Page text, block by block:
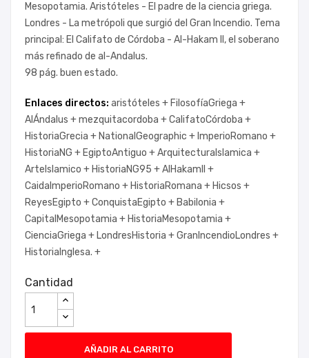
Mesopotamia. Aristóteles - El padre de la ciencia griega.
Londres - La metrópoli que surgió del Gran Incendio. Tema
principal: El Califato de Córdoba - Al-Hakam II, el soberano
más refinado de al-Andalus.
98 pág. buen estado.
Enlaces directos: aristóteles + FilosofíaGriega +
AlÁndalus +mezquitacordoba +CalifatoCórdoba +
HistoriaGrecia + NationalGeographic + ImperioRomano +
HistoriaNG + EgiptoAntiguo +ArquitecturaIslamica +
ArteIslamico + HistoriaNG95 +AlHakamII +
CaidaImperioRomano + HistoriaRomana + Hicsos +
ReyesEgipto +ConquistaEgipto + Babilonia +
CapitalMesopotamia + HistoriaMesopotamia +
CienciaGriega + LondresHistoria +GranIncendioLondres +
HistoriaInglesa. +
Cantidad
AÑADIR AL CARRITO